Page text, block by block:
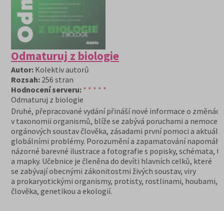
Odmaturuj z biologie
Autor: Kolektiv autorů
Rozsah: 256 stran
Hodnocení serveru: * * * * *
Odmaturuj z biologie
Druhé, přepracované vydání přináší nové informace o změnách
v taxonomii organismů, blíže se zabývá poruchami a
orgánových soustav člověka, zásadami první pomoci a
globálními problémy. Porozumění a zapamatování
názorné barevné ilustrace a fotografie s popisky, schémata,
a mapky. Učebnice je členěna do devíti hlavních celků, které
se zabývají obecnými zákonitostmi živých soustav, viry
a prokaryotickými organismy, protisty, rostlinami, houbami,
člověka, genetikou a ekologií.